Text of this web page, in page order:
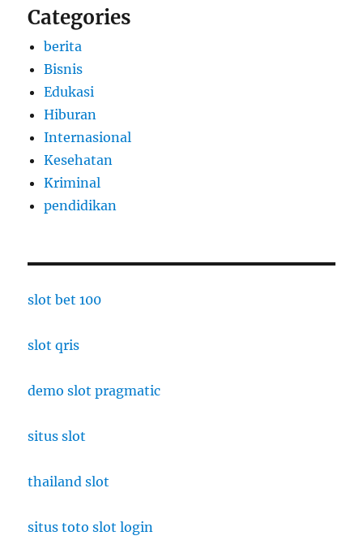
Categories
berita
Bisnis
Edukasi
Hiburan
Internasional
Kesehatan
Kriminal
pendidikan
slot bet 100
slot qris
demo slot pragmatic
situs slot
thailand slot
situs toto slot login